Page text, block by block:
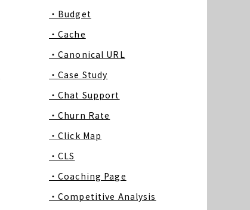
・Budget
・Cache
・Canonical URL
・Case Study
・Chat Support
・Churn Rate
・Click Map
・CLS
・Coaching Page
・Competitive Analysis